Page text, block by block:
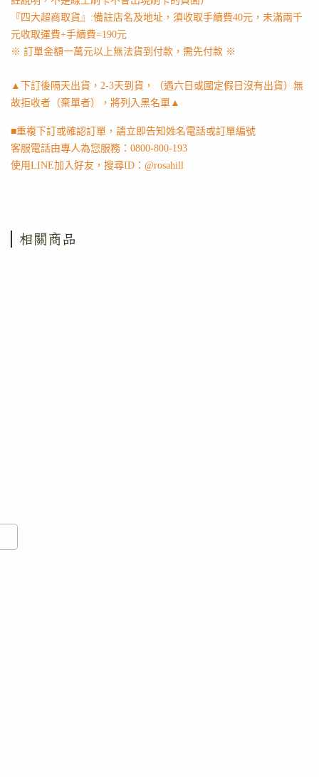
『四大超商取貨』:備註店名及地址，須收取手續費40元，未滿兩千
元收取運費+手續費=190元
※ 訂單金額一萬元以上無法貨到付款，需先付款 ※
▲下訂後隔天出貨，2-3天到貨，（遇六日或國定假日沒有出貨）無
故拒收者（棄單者），將列入黑名單▲
■重複下訂或確認訂單，請立即告知姓名電話或訂單編號
客服電話由專人為您服務：0800-800-193
使用LINE加入好友，搜尋ID：@rosahill
相關商品